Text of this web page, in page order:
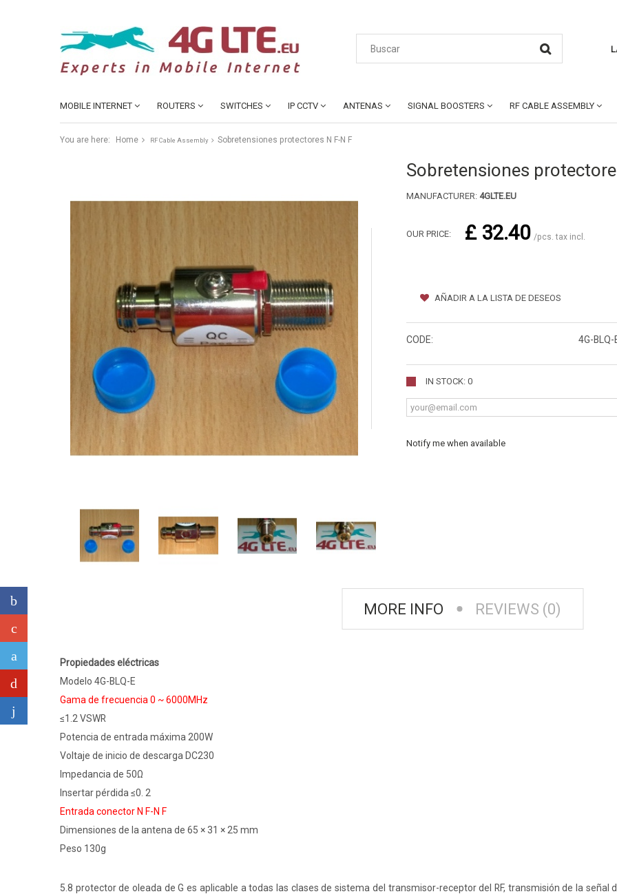
MOBILE INTERNET ROUTERS SWITCHES IP CCTV ANTENAS SIGNAL BOOSTERS RF CABLE ASSEMBLY
You are here: Home RF Cable Assembly Sobretensiones protectores N F-N F
Sobretensiones
MANUFACTURER: 4GLTE.EU
OUR PRICE: £ 32.40 /pcs. tax incl.
AÑADIR A LA LISTA DE DESEOS
CODE: 4G-
IN STOCK: 0
Notify me when available
MORE INFO REVIEWS (0)
Propiedades eléctricas
Modelo 4G-BLQ-E
Gama de frecuencia 0 ~ 6000MHz
≤1.2 VSWR
Potencia de entrada máxima 200W
Voltaje de inicio de descarga DC230
Impedancia de 50Ω
Insertar pérdida ≤0. 2
Entrada conector N F-N F
Dimensiones de la antena de 65 × 31 × 25 mm
Peso 130g
5.8 protector de oleada de G es aplicable a todas las clases de sistema del transmisor-receptor del RF, transmisión de la